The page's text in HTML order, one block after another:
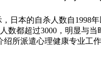
日本的自杀人数自1998
数都超过3000，明显与
所派遣心理健康专业工作